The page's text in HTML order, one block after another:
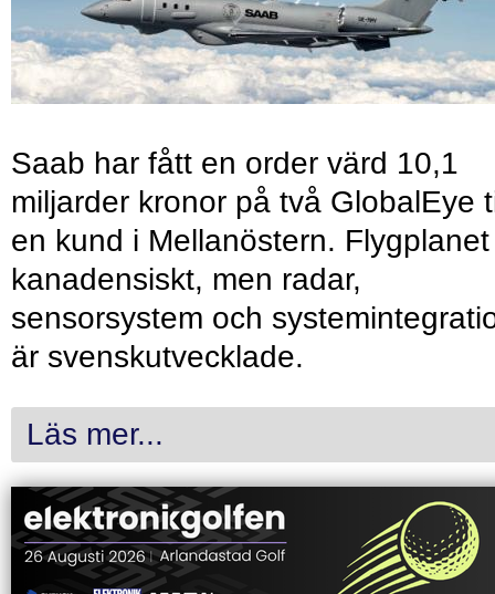
Saab har fått en order värd 10,1
miljarder kronor på två GlobalEye
en kund i Mellanöstern.
kanadensiskt, men radar,
sensorsystem och
är svenskutvecklade.
Läs mer...